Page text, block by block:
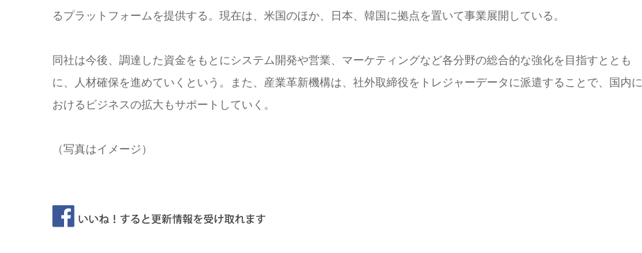
るプラットフォームを提供する。現在は、米国のほか、日本、韓国に拠点を置いて事業展開している。
同社は今後、調達した資金をもとにシステム開発や営業、マーケティングなど各分野の総合的な強化を目指すととも
に、人材確保を進めていくという。また、産業革新機構は、社外取締役をトレジャーデータに派遣することで、国内に
おけるビジネスの拡大もサポートしていく。
（写真はイメージ）